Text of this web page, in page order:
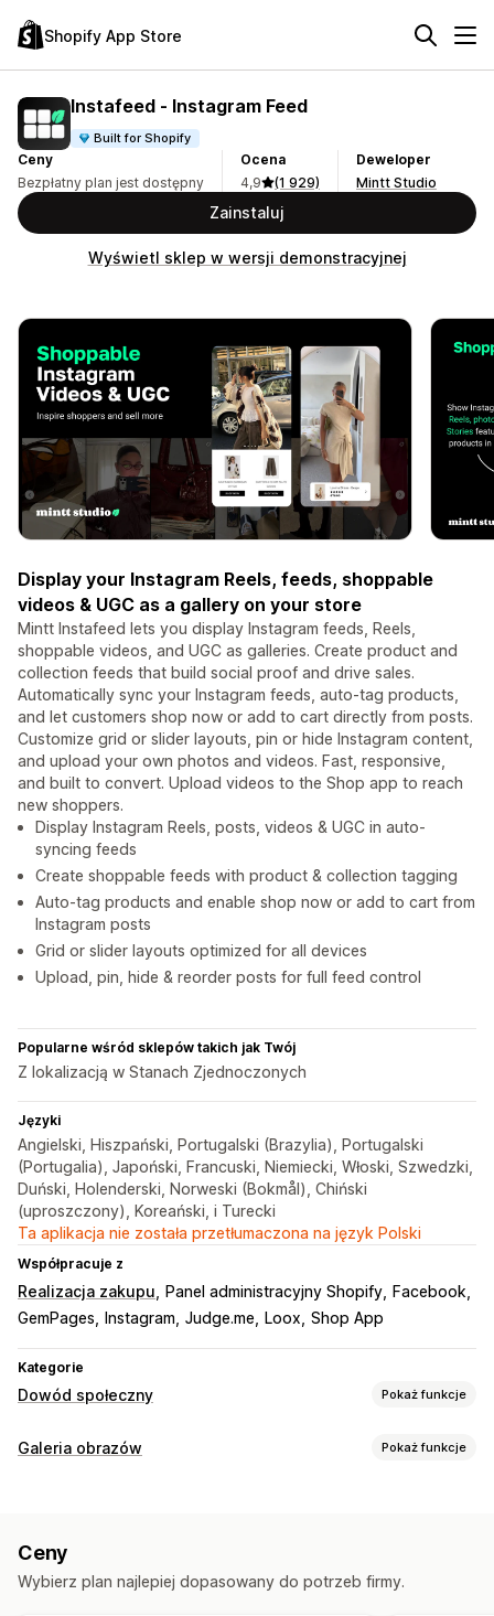
Shopify App Store
Instafeed ‑ Instagram Feed
Built for Shopify
Ceny
Bezpłatny plan jest dostępny
Ocena
4,9
(1 929)
Deweloper
Mintt Studio
Zainstaluj
Wyświetl sklep w wersji demonstracyjnej
Display your Instagram Reels, feeds, shoppable
videos & UGC as a gallery on your store
Mintt Instafeed lets you display Instagram feeds, Reels,
shoppable videos, and UGC as galleries. Create product and
collection feeds that build social proof and drive sales.
Automatically sync your Instagram feeds, auto-tag products,
and let customers shop now or add to cart directly from posts.
Customize grid or slider layouts, pin or hide Instagram content,
and upload your own photos and videos. Fast, responsive,
and built to convert. Upload videos to the Shop app to reach
new shoppers.
Display Instagram Reels, posts, videos & UGC in auto-
syncing feeds
Create shoppable feeds with product & collection tagging
Auto-tag products and enable shop now or add to cart from
Instagram posts
Grid or slider layouts optimized for all devices
Upload, pin, hide & reorder posts for full feed control
Popularne wśród sklepów takich jak Twój
Z lokalizacją w Stanach Zjednoczonych
Języki
Angielski, Hiszpański, Portugalski (Brazylia), Portugalski
(Portugalia), Japoński, Francuski, Niemiecki, Włoski, Szwedzki,
Duński, Holenderski, Norweski (Bokmål), Chiński
(uproszczony), Koreański, i Turecki
Ta aplikacja nie została przetłumaczona na język Polski
Współpracuje z
Realizacja zakupu Panel administracyjny Shopify
Facebook
GemPages
Instagram Judge.me Loox Shop App
Kategorie
Dowód społeczny Pokaż funkcje
Typy zawartości
Liczba recenzji
Pliki produktowe z produktami dostępnymi do zakupu
Galeria obrazów Pokaż funkcje
Portfolio
Ceny
Wybierz plan najlepiej dopasowany do potrzeb firmy.